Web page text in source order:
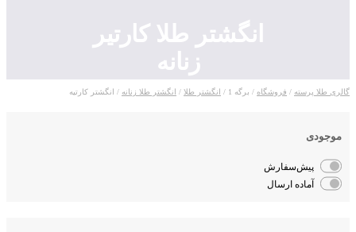
انگشتر طلا کارتیر
زنانه
طلا پرسته /فروشگاه/ برگه 1 / انگشتر طلا /انگشتر طلا زنانه / انگشتر کارتیه
موجودی
پیش‌سفارش
آماده ارسال